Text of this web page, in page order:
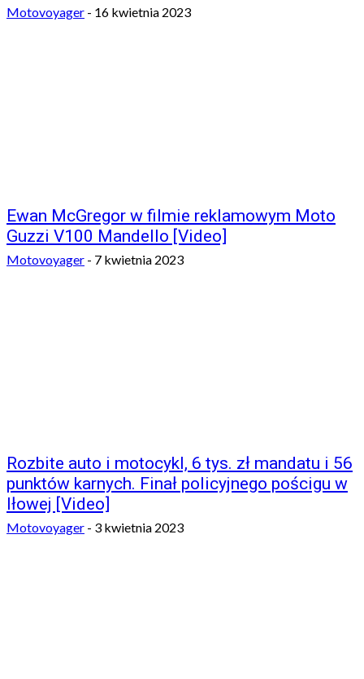
Motovoyager - 16 kwietnia 2023
Ewan McGregor w filmie reklamowym Moto
Guzzi V100 Mandello [Video]
Motovoyager - 7 kwietnia 2023
Rozbite auto i motocykl, 6 tys. zł mandatu i 56
punktów karnych. Finał policyjnego pościgu w
Iłowej [Video]
Motovoyager - 3 kwietnia 2023